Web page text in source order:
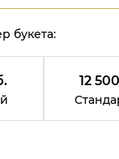
букета:
12